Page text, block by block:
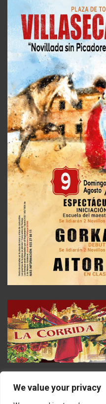
We value your privacy